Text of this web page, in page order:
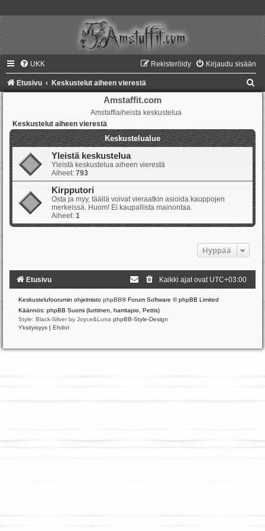
UKK Kirjaudu sisään
Rekisteröidy
Etusivu Keskustelut aiheen vierestä
Amstaffit.com
Amstaffiaiheista keskustelua
Keskustelut aiheen vierestä
Keskustelualue
Yleistä keskustelua
Yleistä keskustelua aiheen vierestä
Aiheet: 793
Kirpputori
Osta ja myy, täällä voivat vieraatkin asioida kauppojen
merkeissä. Huom! Ei kaupallista mainontaa.
Aiheet: 1
Hyppää
Etusivu Kaikki ajat ovat UTC+03:00
Keskustelufoorumin ohjelmisto phpBB® Forum Software © phpBB Limited
Käännös: phpBB Suomi (lurttinen, harritapio, Pettis)
Style: Black-Silver by Joyce&Luna phpBB-Style-Design
Yksityisyys | Ehdot